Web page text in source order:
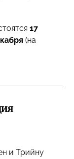
17
(на
и Трийну